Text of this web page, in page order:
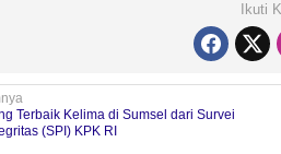
Ikuti
Terbaik Kelima di Sumsel dari Survei
(SPI) KPK RI